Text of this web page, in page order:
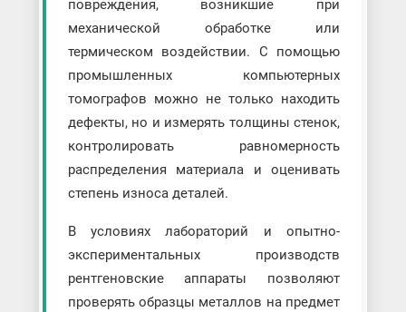
повреждения, возникшие при
механической обработке или
термическом воздействии. С помощью
промышленных компьютерных
томографов можно не только находить
дефекты, но и измерять толщины стенок,
контролировать равномерность
распределения материала и оценивать
степень износа деталей.
В условиях лабораторий и опытно-
экспериментальных производств
рентгеновские аппараты позволяют
проверять образцы металлов на предмет